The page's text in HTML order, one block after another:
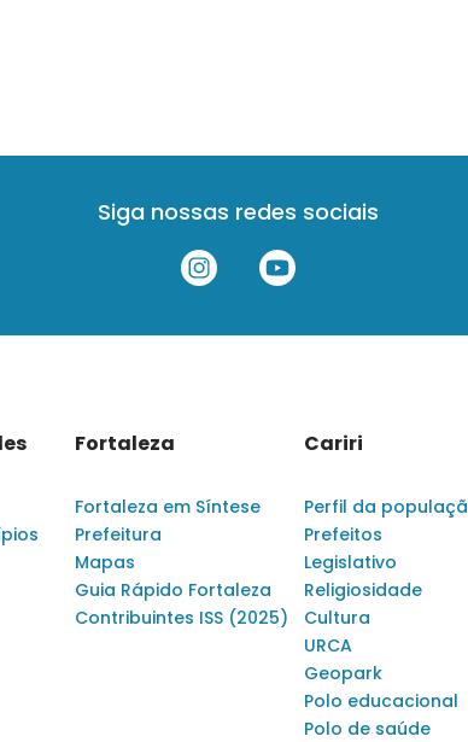
Siga nossas redes sociais
Fortaleza
Fortaleza em Síntese
Prefeitura
Mapas
Guia Rápido Fortaleza
Contribuintes ISS (2025)
Cariri
Perfil da
Prefeitos
Legislativo
Religiosidade
Cultura
URCA
Geopark
Polo educacional
Polo de saúde